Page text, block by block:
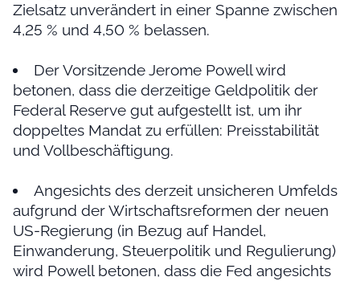
Zielsatz unverändert in einer Spanne zwischen
4,25 % und 4,50 % belassen.
Der Vorsitzende Jerome Powell wird
betonen, dass die derzeitige Geldpolitik der
Federal Reserve gut aufgestellt ist, um ihr
doppeltes Mandat zu erfüllen: Preisstabilität
und Vollbeschäftigung.
Angesichts des derzeit unsicheren Umfelds
aufgrund der Wirtschaftsreformen der neuen
US-Regierung (in Bezug auf Handel,
Einwanderung, Steuerpolitik und Regulierung)
wird Powell betonen, dass die Fed angesichts